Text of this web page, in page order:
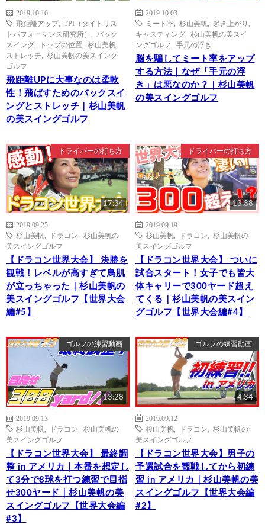
2019.10.16
飛距離アップ, TPI（タイトリス
トパフォーマンス研究所）
バック
スイング
トップの位置 杉山美帆
ストレッチ
杉山美帆の美スイング
ゴルフ
飛距離UPに大事なのは柔軟
性！飛ばすためのバックスイ
ングとストレッチ｜杉山美帆
の美スイングゴルフ
2019.10.03
ミート率
杉山美帆 起き上がり
キャスティング
杉山美帆の美スイ
ングゴルフ
手元の浮き
脳を騙してミート率をアップ
する方法｜なぜ「手元の浮
き」は悪なのか？｜杉山美帆
の美スイングゴルフ
ドライバーの打ち方
17:34
2019.09.25
杉山美帆
ドラコン
杉山美帆の
美スイングゴルフ
【ドラコン世界大会】 決勝を
観戦！レベルが高すぎて鳥肌
が立っちゃった｜杉山美帆の
美スイングゴルフ【世界大会
編#5】
ドライバーの打ち方
13:38
2019.09.19
杉山美帆
ドラコン
杉山美帆の
美スイングゴルフ
【ドラコン世界大会】 ついに
試合スタート！女子でも皆大
体キャリーで300ヤード超え
てくる｜杉山美帆の美スイン
グゴルフ【世界大会編#4】
ゴルフの練習動画
13:28
2019.09.13
杉山美帆
ドラコン
杉山美帆の
美スイングゴルフ
【ドラコン世界大会】 最終調
整 in アメリカ｜本番を想定し
て3分で8球を打つ練習で目指
せ300ヤード｜杉山美帆の美
スイングゴルフ【世界大会編
#3】
ゴルフの練習動画
4:34
2019.09.12
杉山美帆
ドラコン
杉山美帆の
美スイングゴルフ
【ドラコン世界大会】男子の
予選試合を観戦してから初練
習 in アメリカ｜杉山美帆の美
スイングゴルフ【世界大会編
#2】